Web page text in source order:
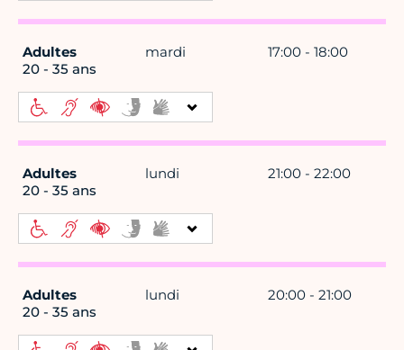
Adultes
20 - 35 ans
mardi 17:00 - 18:00
Adultes
20 - 35 ans
lundi 21:00 - 22:00
Adultes
20 - 35 ans
lundi 20:00 - 21:00